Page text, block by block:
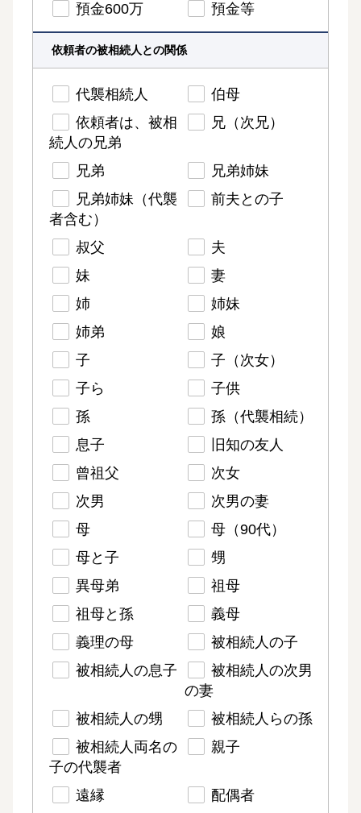
預金600万 預金等
依頼者の被相続人との関係
代襲相続人
伯母
依頼者は、被相
続人の兄弟
兄（次兄）
兄弟
兄弟姉妹
兄弟姉妹（代襲
者含む）
前夫との子
叔父
夫
妹
妻
姉
姉妹
姉弟
娘
子
子（次女）
子ら
子供
孫
孫（代襲相続）
息子
旧知の友人
曾祖父
次女
次男
次男の妻
母
母（90代）
母と子
甥
異母弟
祖母
祖母と孫
義母
義理の母
被相続人の子
被相続人の息子
被相続人の次男
の妻
被相続人の甥
被相続人らの孫
被相続人両名の
子の代襲者
親子
遠縁
配偶者